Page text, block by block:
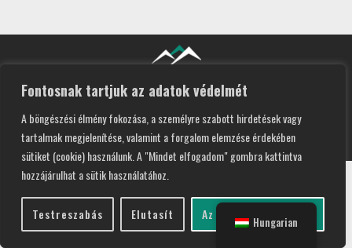
Fontosnak tartjuk az adatok védelmét
A böngészési élmény fokozása, a személyre szabott hirdetések vagy
tartalmak megjelenítése, valamint a forgalom elemzése érdekében
sütiket (cookie) használunk. A "Mindet elfogadom" gombra kattintva
hozzájárulhat a sütik használatához.
Testreszabás Elutasít Az összes elfogadása
Lobe Apartment 2026 I Design byRecsite
Hungarian